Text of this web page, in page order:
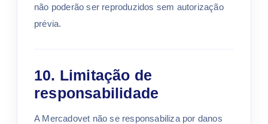
não poderão ser reproduzidos sem autorização
prévia.
10. Limitação de
responsabilidade
A Mercadovet não se responsabiliza por danos